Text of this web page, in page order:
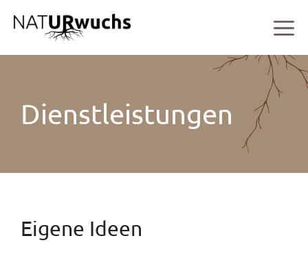
Inhalt
Dienstleistungen
Eigene Ideen